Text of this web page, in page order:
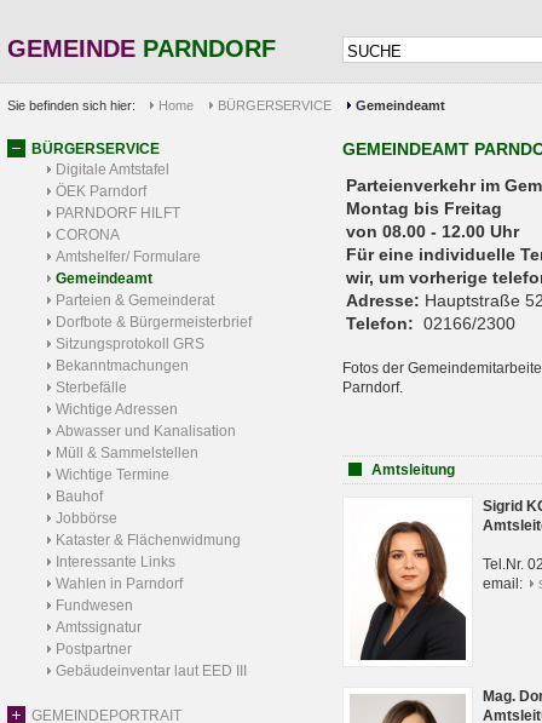
GEMEINDE PARNDORF
Sie befinden sich hier: Home BÜRGERSERVICE Gemeindeamt
BÜRGERSERVICE
Digitale Amtstafel
ÖEK Parndorf
PARNDORF HILFT
CORONA
Amtshelfer/ Formulare
Gemeindeamt
Parteien & Gemeinderat
Dorfbote & Bürgermeisterbrief
Sitzungsprotokoll GRS
Bekanntmachungen
Sterbefälle
Wichtige Adressen
Abwasser und Kanalisation
Müll & Sammelstellen
Wichtige Termine
Bauhof
Jobbörse
Kataster & Flächenwidmung
Interessante Links
Wahlen in Parndorf
Fundwesen
Amtssignatur
Postpartner
Gebäudeinventar laut EED III
GEMEINDEPORTRAIT
GEMEINDEAMT
Parteienverkehr
Montag bis Freitag
von 08.00 - 12.00 Uhr
Für eine individuelle
wir, um vorherige
Adresse: Hauptstraße
Telefon: 02166/2300
Fotos der
Parndorf.
Amtsleitung
Sigrid
Tel.Nr.
email:
Mag.